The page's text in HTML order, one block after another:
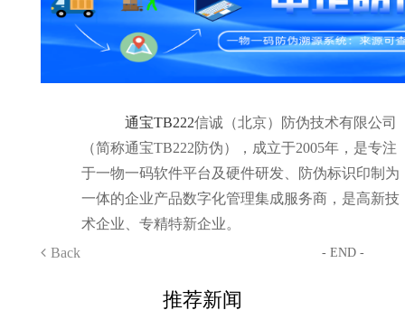
通宝TB222信诚（北京）防伪技术有限公司
（简称通宝TB222防伪），成立于2005年，是专注
于一物一码软件平台及硬件研发、防伪标识印制为
一体的企业产品数字化管理集成服务商，是高新技
术企业、专精特新企业。
Back
- END -
推荐新闻